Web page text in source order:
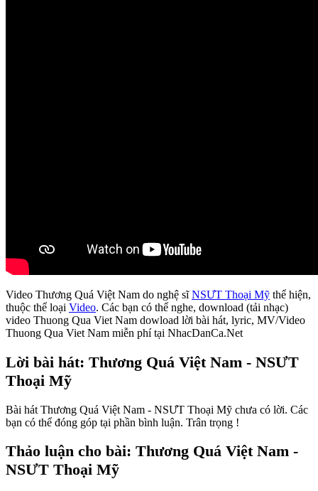
Video Thương Quá Việt Nam do nghệ sĩNSƯT Thoại Mỹ thể hiện,
thuộc thể loại Video. Các bạn có thể nghe, download (tải nhạc)
video Thuong Qua Viet Nam dowload lời bài hát, lyric, MV/Video
Thuong Qua Viet Nam miễn phí tại NhacDanCa.Net
Lời bài hát: Thương Quá Việt Nam - NSƯT
Thoại Mỹ
Bài hát Thương Quá Việt Nam - NSƯT Thoại Mỹ chưa có lời. Các
bạn có thể đóng góp tại phần bình luận. Trân trọng !
Thảo luận cho bài: Thương Quá Việt Nam -
NSƯT Thoại Mỹ